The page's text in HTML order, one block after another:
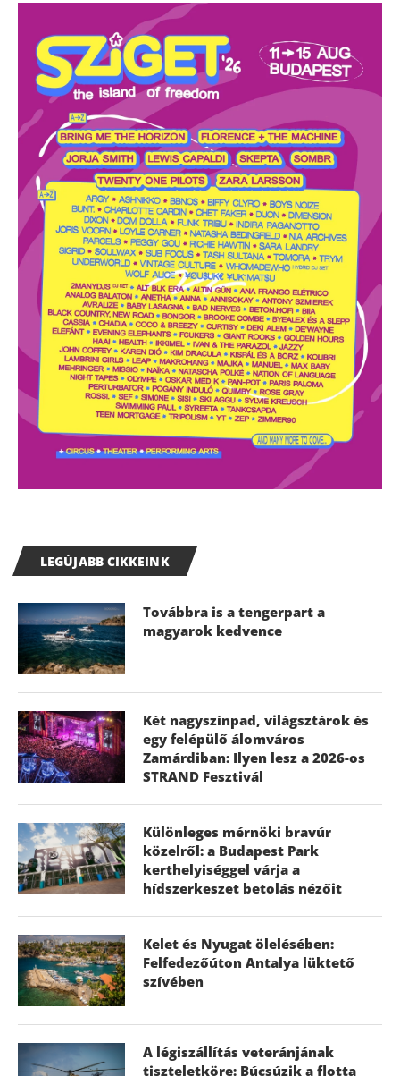
LEGÚJABB CIKKEINK
Továbbra is a tengerpart a
magyarok kedvence
Két nagyszínpad, világsztárok és
egy felépülő álomváros
Zamárdiban: Ilyen lesz a 2026-os
STRAND Fesztivál
Különleges mérnöki bravúr
közelről: a Budapest Park
kerthelyiséggel várja a
hídszerkeszet betolás nézőit
Kelet és Nyugat ölelésében:
Felfedezőúton Antalya lüktető
szívében
A légiszállítás veteránjának
tiszteletköre: Búcsúzik a flotta